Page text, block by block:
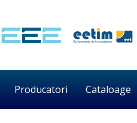
Producatori Cataloage